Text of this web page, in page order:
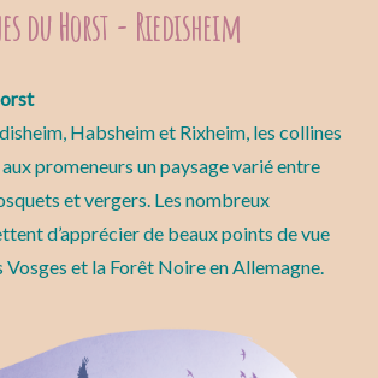
du Horst - Riedisheim
Habsheim et Rixheim, les collines
promeneurs un paysage varié entre
et vergers. Les nombreux
d’apprécier de beaux points de vue
Vosges et la Forêt Noire en Allemagne.